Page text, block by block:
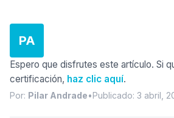
PA
Espero que disfrutes este artículo. Si
certificación, haz clic aquí.
Por: Pilar Andrade•Publicado: 3 abril,